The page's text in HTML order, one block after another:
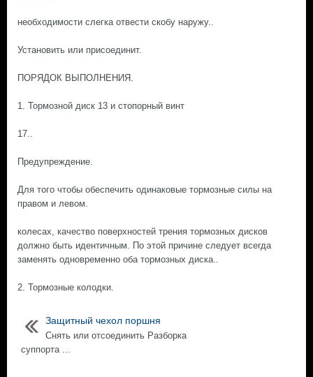
необходимости слегка отвести скобу наружу..
Установить или присоединит.
ПОРЯДОК ВЫПОЛНЕНИЯ.
1. Тормозной диск 13 и стопорный винт
17..
Предупреждение.
Для того чтобы обеспечить одинаковые тормозные силы на
правом и левом.
колесах, качество поверхностей трения тормозных дисков
должно быть идентичным. По этой причине следует всегда
заменять одновременно оба тормозных диска..
2. Тормозные колодки.
Защитный чехол поршня
Снять или отсоединить Разборка
суппорта ...